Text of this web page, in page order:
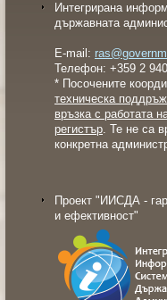
Интегрирана
държавната
E-mail:
Телефон: +359 2
* Посочените
техническа
връзка с работата
регистър. Те не са
конкретна
Проект "ИИСДА -
и ефективност"